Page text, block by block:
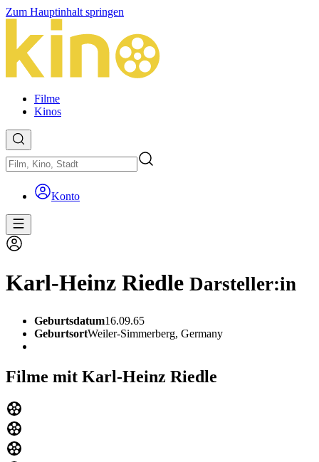
Zum Hauptinhalt springen
Filme
Kinos
Konto
Karl-Heinz Riedle Darsteller:in
Geburtsdatum16.09.65
GeburtsortWeiler-Simmerberg, Germany
Filme mit Karl-Heinz Riedle